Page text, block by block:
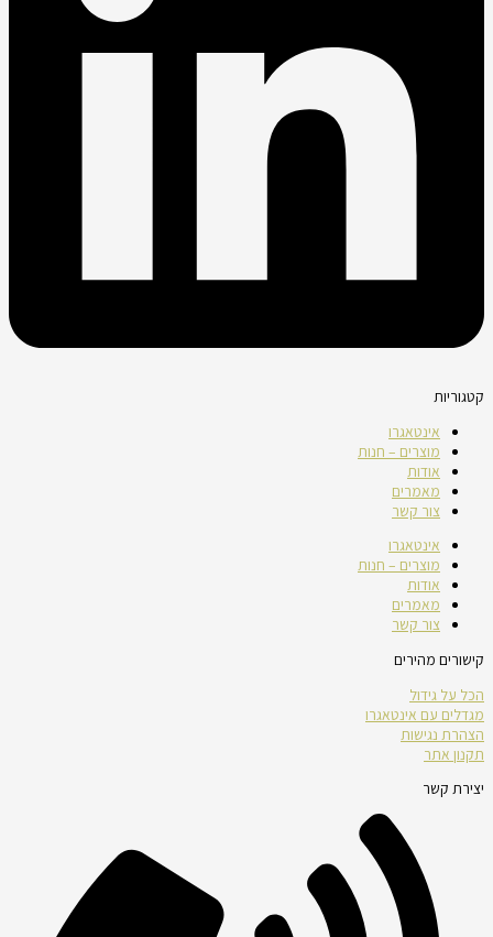
קטגוריות
אינטאגרו
מוצרים – חנות
אודות
מאמרים
צור קשר
אינטאגרו
מוצרים – חנות
אודות
מאמרים
צור קשר
קישורים מהירים
הכל על גידול
מגדלים עם אינטאגרו
הצהרת נגישות
תקנון אתר
יצירת קשר